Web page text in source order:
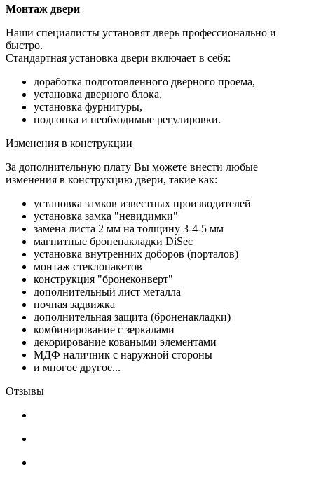
Монтаж двери
Наши специалисты установят дверь профессионально и
быстро.
Стандартная установка двери включает в себя:
доработка подготовленного дверного проема,
установка дверного блока,
установка фурнитуры,
подгонка и необходимые регулировки.
Изменения в конструкции
За дополнительную плату Вы можете внести любые
изменения в конструкцию двери, такие как:
установка замков известных производителей
установка замка "невидимки"
замена листа 2 мм на толщину 3-4-5 мм
магнитные броненакладки DiSec
установка внутренних доборов (порталов)
монтаж стеклопакетов
конструкция "бронеконверт"
дополнительный лист металла
ночная задвижка
дополнительная защита (броненакладки)
комбинирование с зеркалами
декорирование коваными элементами
МДФ наличник с наружной стороны
и многое другое...
Отзывы